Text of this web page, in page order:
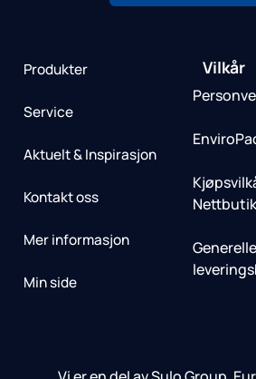
Produkter
Service
Aktuelt & Inspirasjon
Kontakt oss
Mer informasjon
Min side
Vilkår